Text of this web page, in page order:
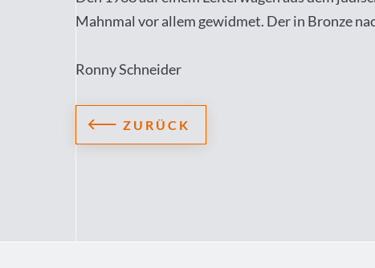
Mahnmal vor allem gewidmet. Der in Bronze
Ronny Schneider
ZURÜCK